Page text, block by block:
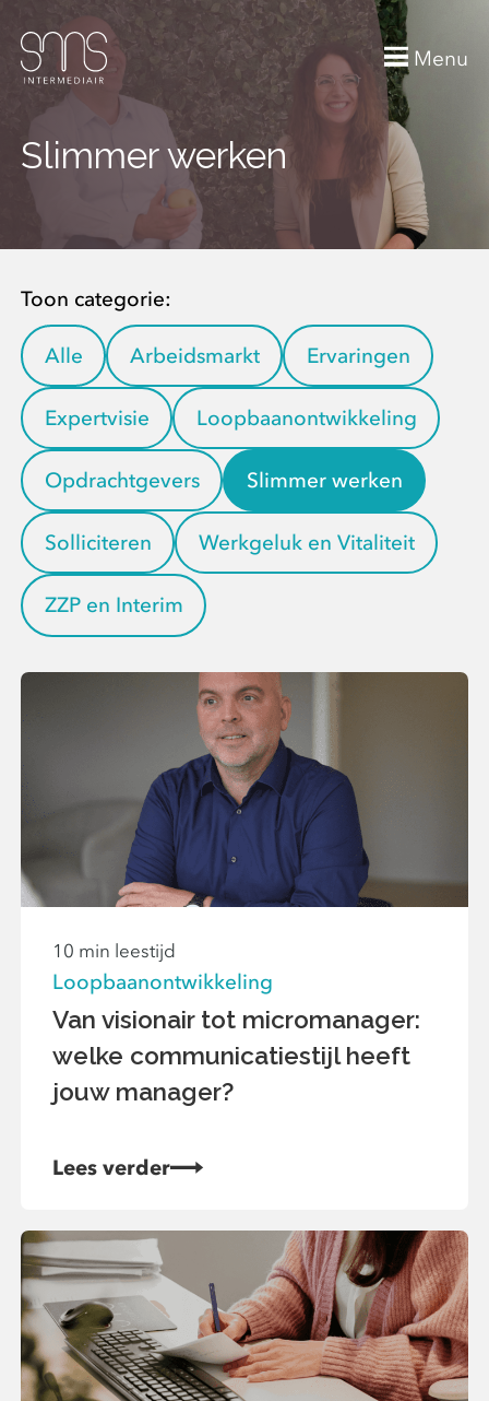
Menu
Slimmer werken
Toon categorie:
Alle Arbeidsmarkt Ervaringen
Expertvisie Loopbaanontwikkeling
Opdrachtgevers Slimmer werken
Solliciteren Werkgeluk en Vitaliteit
ZZP en Interim
10 min leestijd
Loopbaanontwikkeling
Van visionair tot micromanager:
welke communicatiestijl heeft
jouw manager?
Lees verder